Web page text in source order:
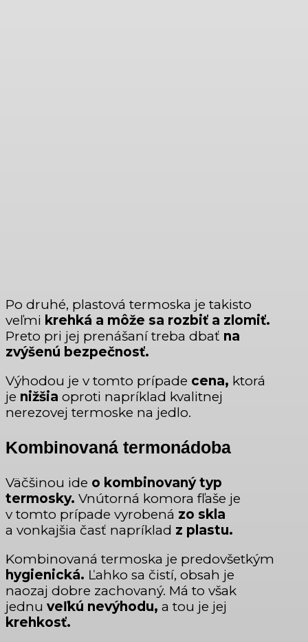
Po druhé, plastová termoska je takisto
veľmi krehká a môže sa rozbiť a zlomiť.
Preto pri jej prenášaní treba dbať na
zvýšenú bezpečnosť.
Výhodou je v tomto prípade cena, ktorá
je nižšia oproti napríklad kvalitnej
nerezovej termoske na jedlo.
Kombinovaná termonádoba
Väčšinou ide o kombinovaný typ
termosky. Vnútorná komora fľaše je
v tomto prípade vyrobená zo skla
a vonkajšia časť napríklad z plastu.
Kombinovaná termoska je predovšetkým
hygienická. Ľahko sa čistí, obsah je
naozaj dobre zachovaný. Má to však
jednu veľkú nevýhodu, a tou je jej
krehkosť.